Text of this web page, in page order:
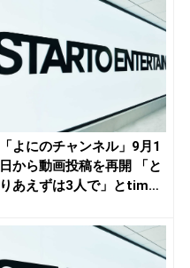
「よにのチャンネル」9月1
日から動画投稿を再開 「と
りあえずは3人で」とtim